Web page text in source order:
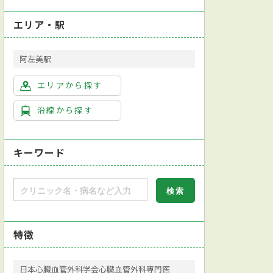
エリア・駅
阿左美駅
エリアから探す
沿線から探す
キーワード
特徴
日本心臓血管外科学会心臓血管外科専門医